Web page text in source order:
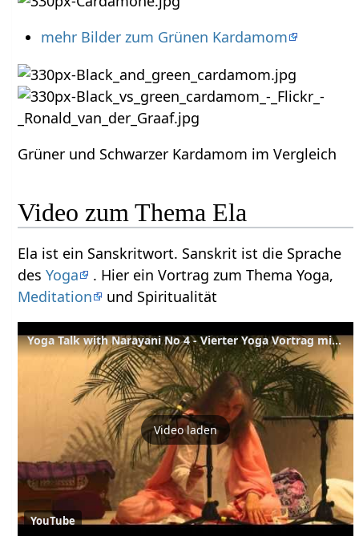
mehr Bilder zum Grünen Kardamom
Grüner und Schwarzer Kardamom im Vergleich
Video zum Thema Ela
Ela ist ein Sanskritwort. Sanskrit ist die Sprache
desYoga
. Hier ein Vortrag zum Thema Yoga,
Meditation
und Spiritualität
Yoga Talk with Narayani No 4 - Vierter Yoga Vortrag mit Narayani English-Deutsch Part 4 of 4
Video laden
YouTube